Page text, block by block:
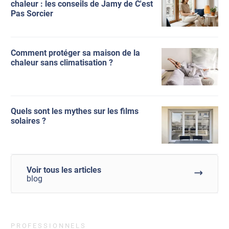
chaleur : les conseils de Jamy de C'est
Pas Sorcier
Comment protéger sa maison de la
chaleur sans climatisation ?
Quels sont les mythes sur les films
solaires ?
Voir tous les articles
blog
PROFESSIONNELS